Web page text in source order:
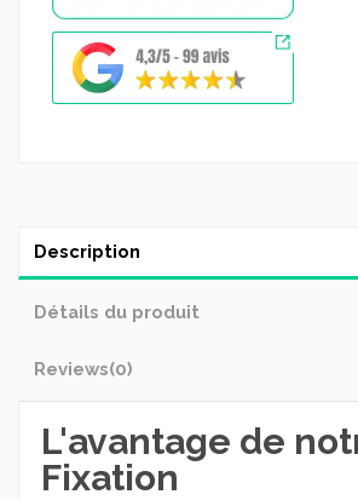
Description
Détails du produit
Reviews(0)
L'avantage de
Fixation